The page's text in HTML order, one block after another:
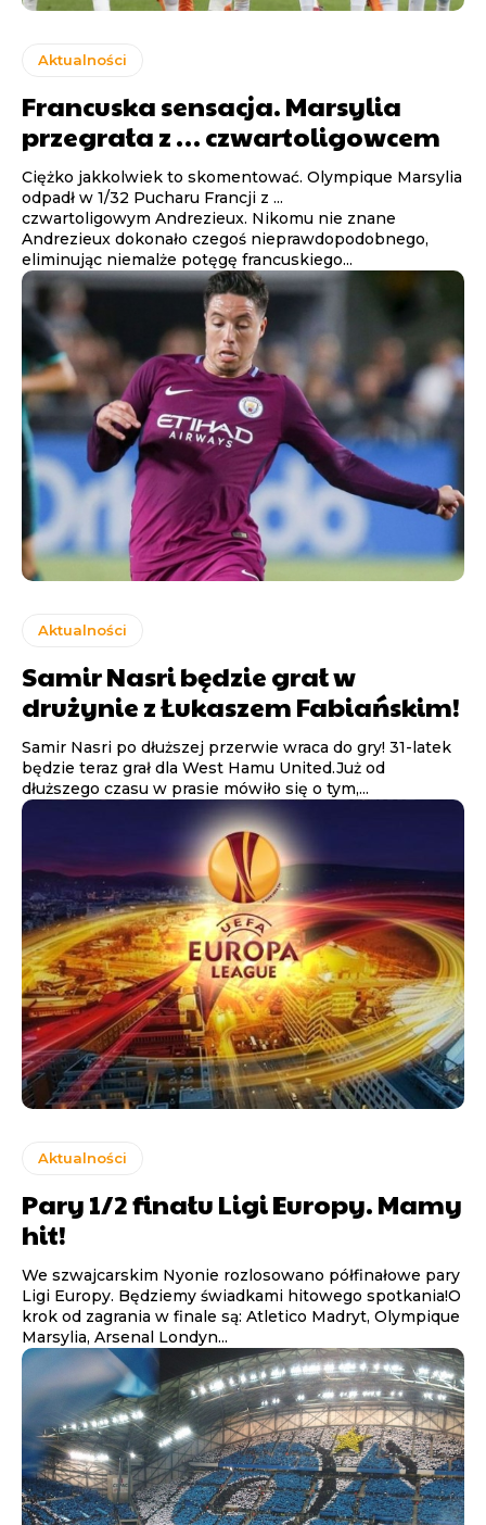
Aktualności
Francuska sensacja. Marsylia
przegrała z … czwartoligowcem
Ciężko jakkolwiek to skomentować. Olympique Marsylia
odpadł w 1/32 Pucharu Francji z ...
czwartoligowym Andrezieux. Nikomu nie znane
Andrezieux dokonało czegoś nieprawdopodobnego,
eliminując niemalże potęgę francuskiego...
Aktualności
Samir Nasri będzie grał w
drużynie z Łukaszem Fabiańskim!
Samir Nasri po dłuższej przerwie wraca do gry! 31-latek
będzie teraz grał dla West Hamu United.Już od
dłuższego czasu w prasie mówiło się o tym,...
Aktualności
Pary 1/2 finału Ligi Europy. Mamy
hit!
We szwajcarskim Nyonie rozlosowano półfinałowe pary
Ligi Europy. Będziemy świadkami hitowego spotkania!O
krok od zagrania w finale są: Atletico Madryt, Olympique
Marsylia, Arsenal Londyn...